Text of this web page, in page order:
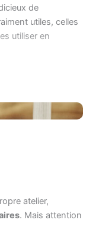
dans votre atelier,
de réaliser un
— du premier trait
de
utiles, celles
utiliser en
d’un
faire les bons
apprenez :
des usinages nets
atelier, avec .
atelier,
. Mais attention